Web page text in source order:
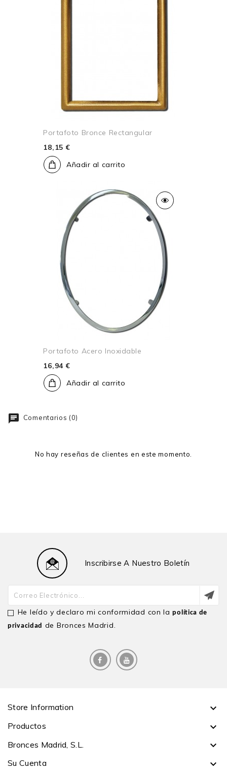
Portafoto Bronce Rectangular
18,15 €
Añadir al carrito
Portafoto Acero Inoxidable
16,94 €
Añadir al carrito
Comentarios (0)
No hay reseñas de clientes en este momento.
Inscribirse A Nuestro Boletín
He leído y declaro mi conformidad con lapolítica de
privacidad de Bronces Madrid.
Store Information 
Productos 
Bronces Madrid, S.L. 
Su Cuenta 